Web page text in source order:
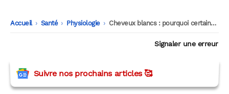
Accueil -
Santé -
Physiologie -
Cheveux blancs : pourquoi certaines personnes ont des cheveux blancs précocement ?
Signaler une erreur
Suivre nos prochains articles 🥰